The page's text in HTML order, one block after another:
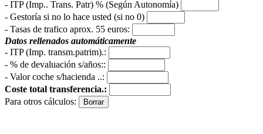
- ITP (Imp.. Trans. Patr) % (Según Autonomía)
- Gestoría si no lo hace usted (si no 0)
- Tasas de trafico aprox. 55 euros:
Datos rellenados automáticamente
- ITP (Imp. transm.patrim).:
- % de devaluación s/años::
- Valor coche s/hacienda ..:
Coste total transferencia.:
Para otros cálculos: